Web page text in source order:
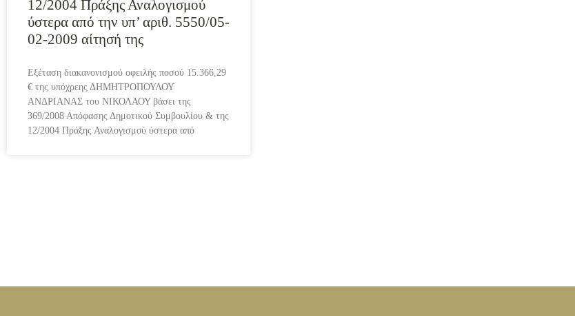
12/2004 Πράξης Αναλογισμού
ύστερα από την υπ’ αριθ. 5550/05-
02-2009 αίτησή της
Εξέταση διακανονισμού οφειλής ποσού 15.366,29
€ της υπόχρεης ΔΗΜΗΤΡΟΠΟΥΛΟΥ
ΑΝΔΡΙΑΝΑΣ του ΝΙΚΟΛΑΟΥ βάσει της
369/2008 Απόφασης Δημοτικού Συμβουλίου & της
12/2004 Πράξης Αναλογισμού ύστερα από